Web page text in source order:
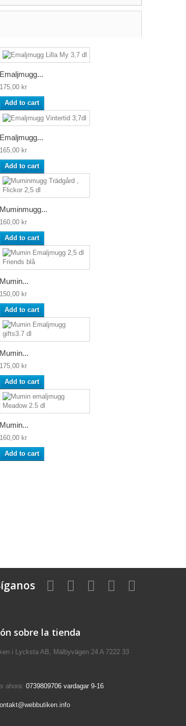
Emaljmugg...
175,00 kr
Add to cart
Emaljmugg...
165,00 kr
Add to cart
Muminmugg...
160,00 kr
Add to cart
Mumin...
150,00 kr
Add to cart
Mumin...
175,00 kr
Add to cart
Mumin...
160,00 kr
Add to cart
sobre la tienda
i Lycksta AB, Mälbyvägen 24 A 7222 33
ahora: 0739809706 vardagar 9-16